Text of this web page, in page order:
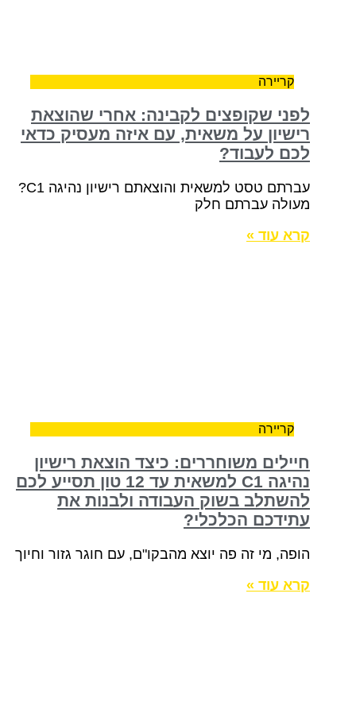
קריירה
לפני שקופצים לקבינה: אחרי שהוצאת
רישיון על משאית, עם איזה מעסיק כדאי
לכם לעבוד?
עברתם טסט למשאית והוצאתם רישיון נהיגה C1?
מעולה עברתם חלק
קרא עוד »
קריירה
חיילים משוחררים: כיצד הוצאת רישיון
נהיגה C1 למשאית עד 12 טון תסייע לכם
להשתלב בשוק העבודה ולבנות את
עתידכם הכלכלי?
הופה, מי זה פה יוצא מהבקו"ם, עם חוגר גזור וחיוך
קרא עוד »